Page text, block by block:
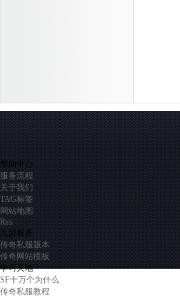
帮助中心
服务流程
关于我们
TAG标签
网站地图
Rss
九游服务
传奇私服版本
传奇网站模板
学习天地
SF十万个为什么
传奇私服教程